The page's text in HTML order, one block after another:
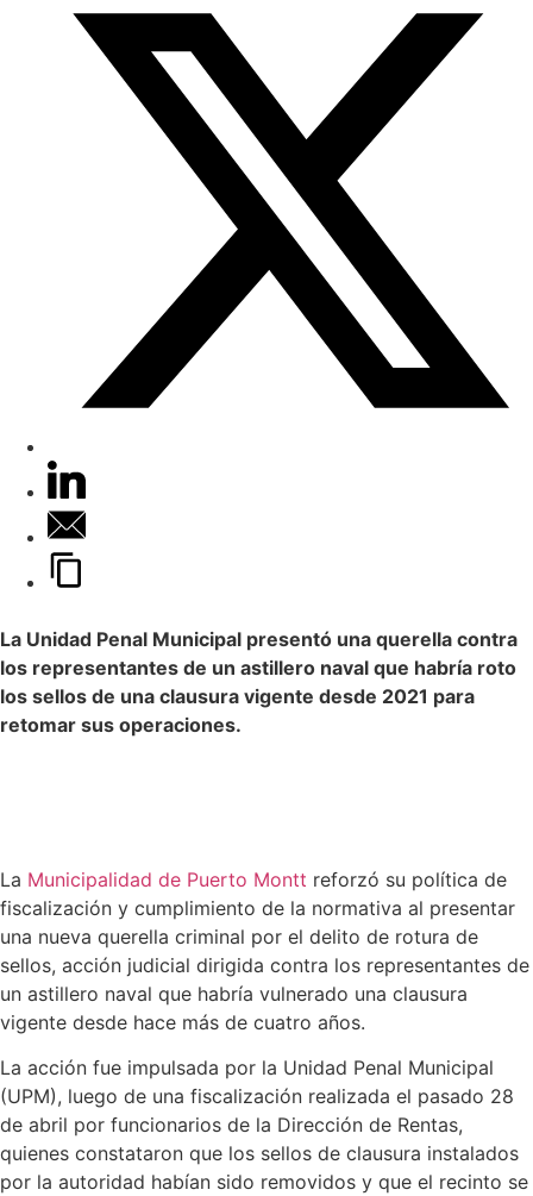
La Unidad Penal Municipal presentó una querella contra
los representantes de un astillero naval que habría roto
los sellos de una clausura vigente desde 2021 para
retomar sus operaciones.
La Municipalidad de Puerto Montt reforzó su política de
fiscalización y cumplimiento de la normativa al presentar
una nueva querella criminal por el delito de rotura de
sellos, acción judicial dirigida contra los representantes de
un astillero naval que habría vulnerado una clausura
vigente desde hace más de cuatro años.
La acción fue impulsada por la Unidad Penal Municipal
(UPM), luego de una fiscalización realizada el pasado 28
de abril por funcionarios de la Dirección de Rentas,
quienes constataron que los sellos de clausura instalados
por la autoridad habían sido removidos y que el recinto se